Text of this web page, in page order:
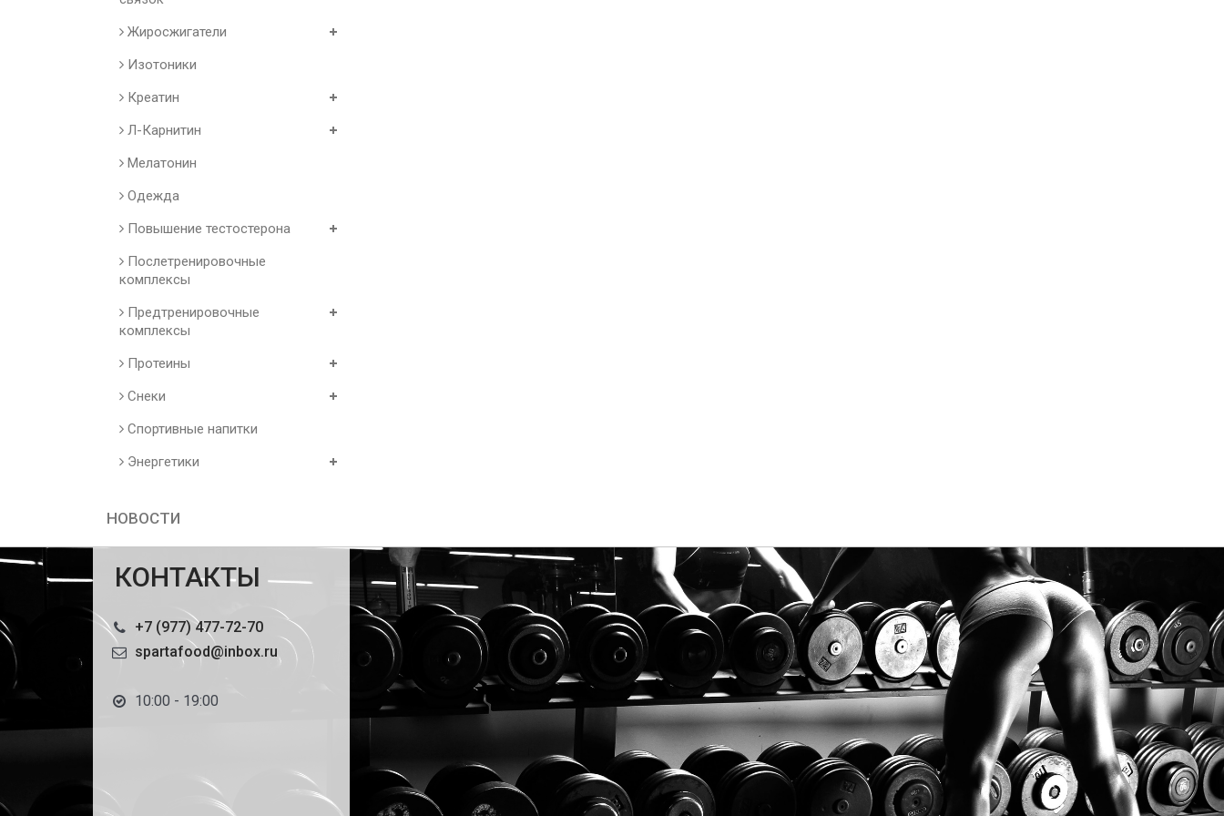
Жиросжигатели
Изотоники
Креатин
Л-Карнитин
Мелатонин
Одежда
Повышение тестостерона
Послетренировочные
комплексы
Предтренировочные
комплексы
Протеины
Снеки
Спортивные напитки
Энергетики
НОВОСТИ
КОНТАКТЫ
+7 (977) 477-72-70
spartafood@inbox.ru
10:00 - 19:00